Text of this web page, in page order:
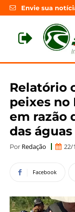
Envie sua
Relatório
peixes no
em razão
das águas
Por Redação 22/
Facebook